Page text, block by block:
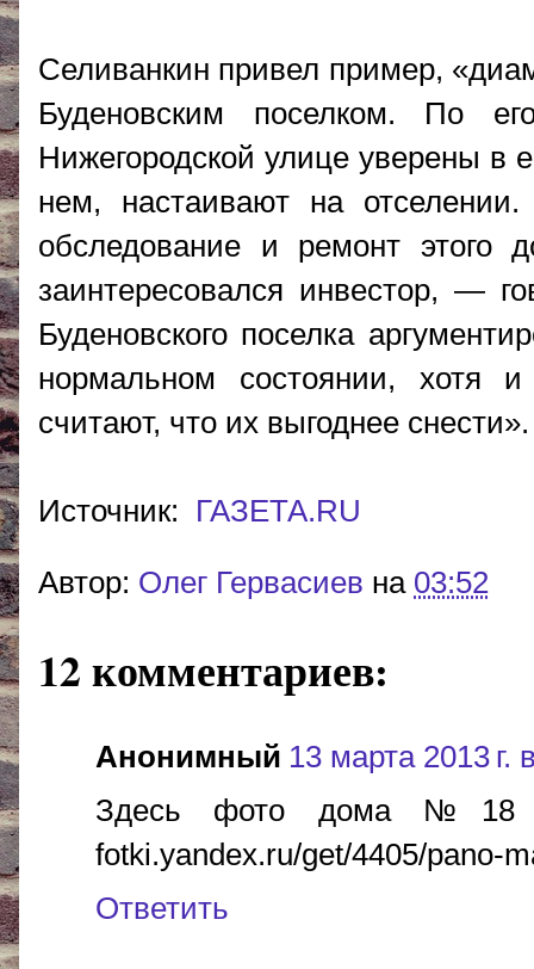
Селиванкин привел пример,
Буденовским поселком.
Нижегородской улице уверены в
нем, настаивают на
обследование и ремонт этого
заинтересовался инвестор, —
Буденовского поселка
нормальном состоянии, хотя
считают, что их выгоднее снести».
Источник: ГАЗЕТА.RU
Автор: Олег Гервасиев на 03:52
12 комментариев:
Анонимный 13 марта 2013 г.
Здесь фото дома №18
fotki.yandex.ru/get/4405/pano-
Ответить